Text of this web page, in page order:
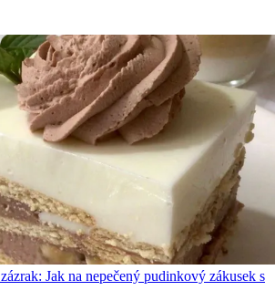
Jak na nepečený pudinkový zákusek s